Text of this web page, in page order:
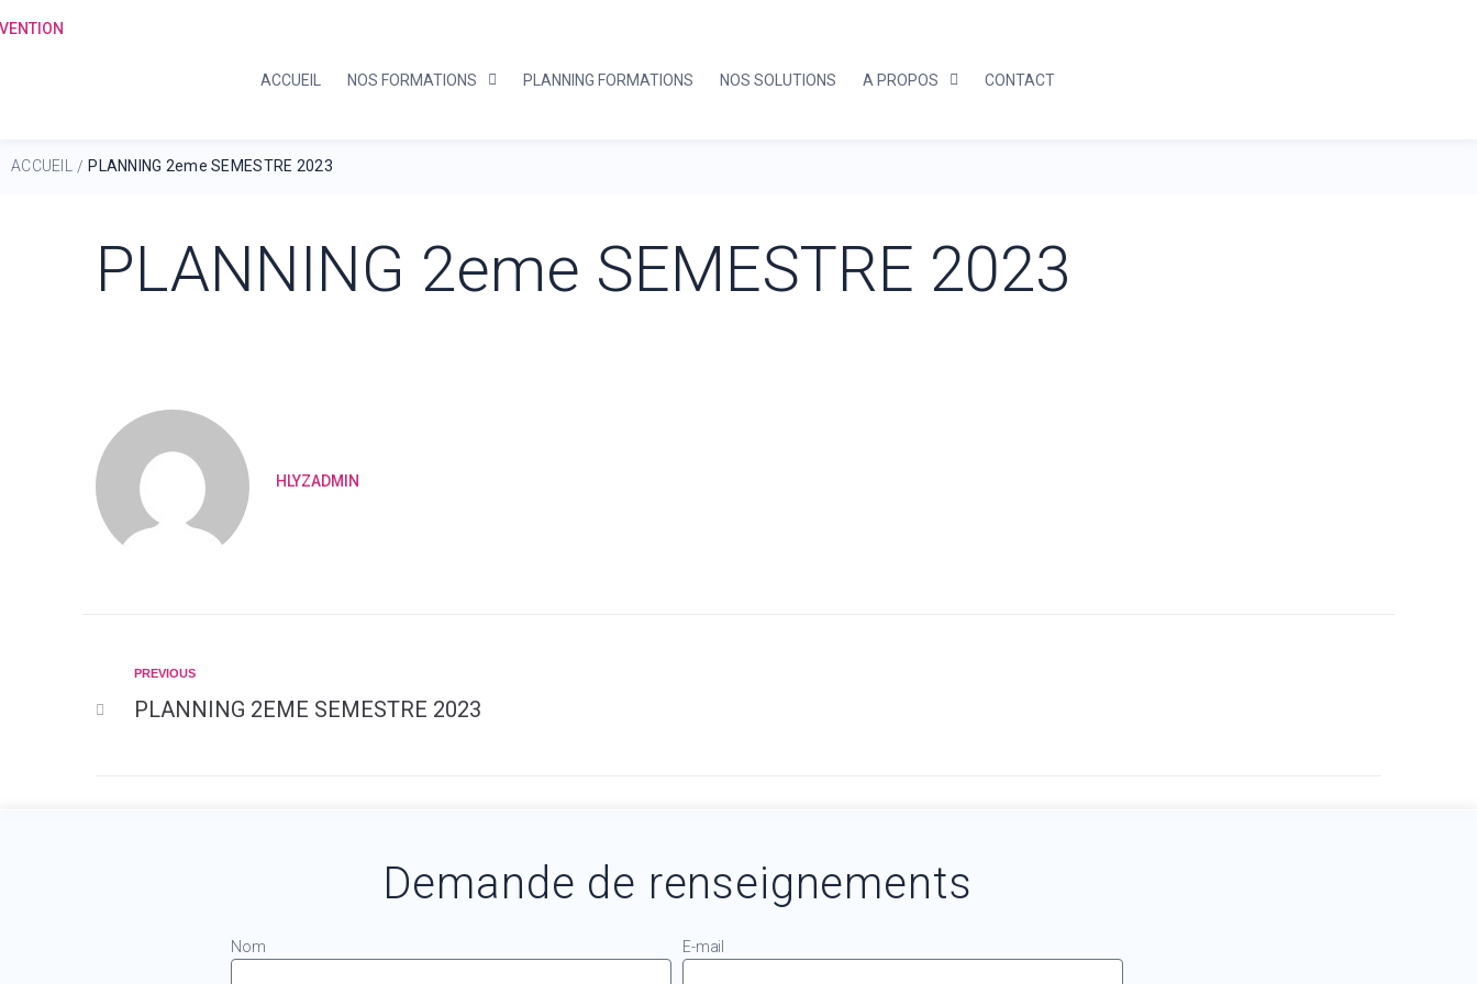
ACCUEIL NOS FORMATIONS PLANNING FORMATIONS NOS SOLUTIONS A PROPOS CONTACT
ACCUEIL / PLANNING 2eme SEMESTRE 2023
PLANNING 2eme SEMESTRE 2023
HLYZADMIN
PREVIOUS
PLANNING 2EME SEMESTRE 2023
Demande de renseignements
Nom E-mail